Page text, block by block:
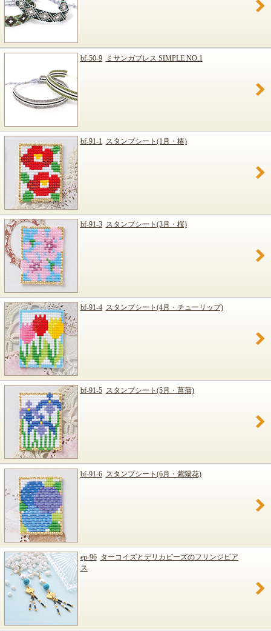
bf-50-9 ミサンガブレス SIMPLE NO.1
bf-91-1 スタンプシート(1月・椿)
bf-91-3 スタンプシート(3月・桜)
bf-91-4 スタンプシート(4月・チューリップ)
bf-91-5 スタンプシート(5月・菖蒲)
bf-91-6 スタンプシート(6月・紫陽花)
ep-96 ターコイズとデリカビーズのフリンジピア
ス